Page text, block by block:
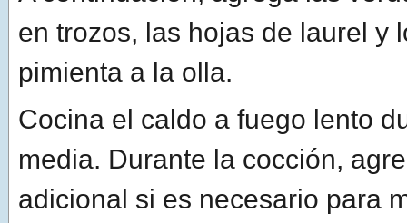
en trozos, las hojas de laurel y
pimienta a la olla.
Cocina el caldo a fuego lento
media. Durante la cocción,
adicional si es necesario para